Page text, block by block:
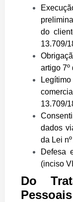
do
13.709/
artigo 7º
13.709/
dados
da Lei
Defesa
(inciso
Do
Pessoais